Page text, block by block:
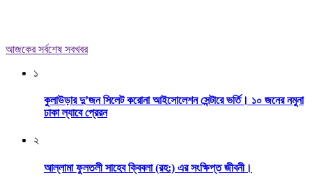
আজকের সর্বশেষ সবখবর
১
কুলাউড়ার দু’জন সিলেট করোনা আইসোলেশন সেন্টারে ভর্তি। ১০ জনের নমুনা
ঢাকা ল্যাবে প্রেরন
২
আল্লামা ফুলতলী সাহেব ক্বিবলা (রহ:) এর সংক্ষিপ্ত জীবনী।